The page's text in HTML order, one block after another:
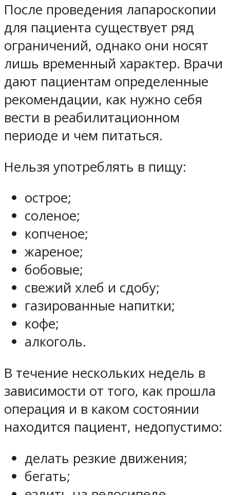
После проведения лапароскопии
для пациента существует ряд
ограничений, однако они носят
лишь временный характер. Врачи
дают пациентам определенные
рекомендации, как нужно себя
вести в реабилитационном
периоде и чем питаться.
Нельзя употреблять в пищу:
острое;
соленое;
копченое;
жареное;
бобовые;
свежий хлеб и сдобу;
газированные напитки;
кофе;
алкоголь.
В течение нескольких недель в
зависимости от того, как прошла
операция и в каком состоянии
находится пациент, недопустимо:
делать резкие движения;
бегать;